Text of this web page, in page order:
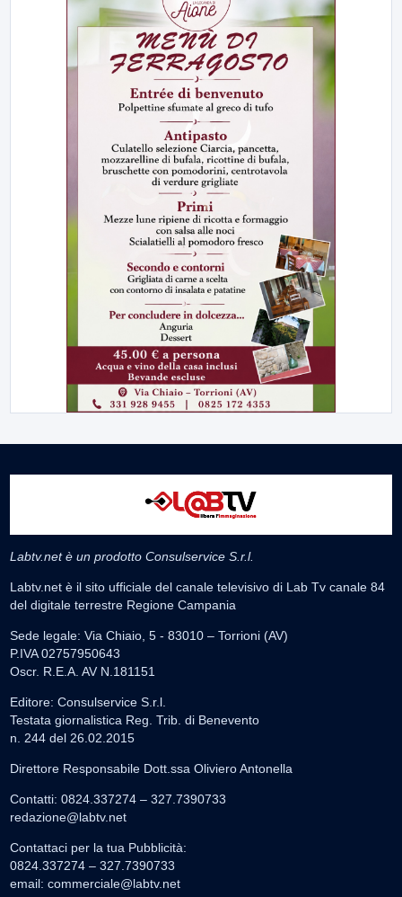
Labtv.net è un prodotto Consulservice S.r.l.
Labtv.net è il sito ufficiale del canale televisivo di Lab Tv canale 84
del digitale terrestre Regione Campania
Sede legale: Via Chiaio, 5 - 83010 – Torrioni (AV)
P.IVA 02757950643
Oscr. R.E.A. AV N.181151
Editore: Consulservice S.r.l.
Testata giornalistica Reg. Trib. di Benevento
n. 244 del 26.02.2015
Direttore Responsabile Dott.ssa Oliviero Antonella
Contatti: 0824.337274 – 327.7390733
redazione@labtv.net
Contattaci per la tua Pubblicità:
0824.337274 – 327.7390733
email: commerciale@labtv.net